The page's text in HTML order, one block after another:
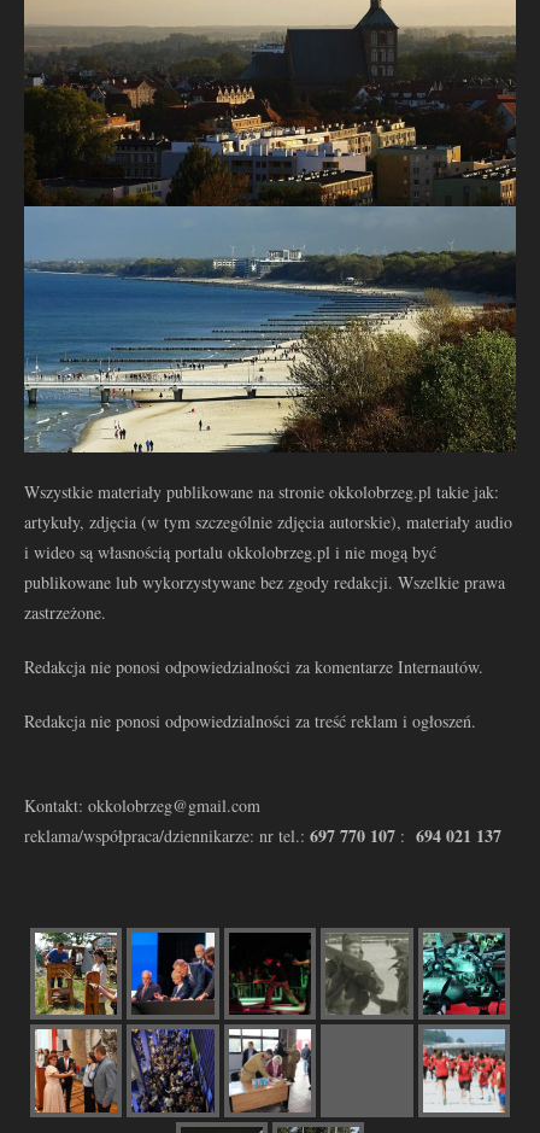
Wszystkie materiały publikowane na stronie okkolobrzeg.pl takie jak:
artykuły, zdjęcia (w tym szczególnie zdjęcia autorskie), materiały audio
i wideo są własnością portalu okkolobrzeg.pl i nie mogą być
publikowane lub wykorzystywane bez zgody redakcji. Wszelkie prawa
zastrzeżone.
Redakcja nie ponosi odpowiedzialności za komentarze Internautów.
Redakcja nie ponosi odpowiedzialności za treść reklam i ogłoszeń.
Kontakt: okkolobrzeg@gmail.com
reklama/współpraca/dziennikarze: nr tel.: 697 770 107 : 694 021 137